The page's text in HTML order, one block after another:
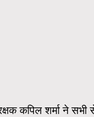
कपिल शर्मा ने सभी